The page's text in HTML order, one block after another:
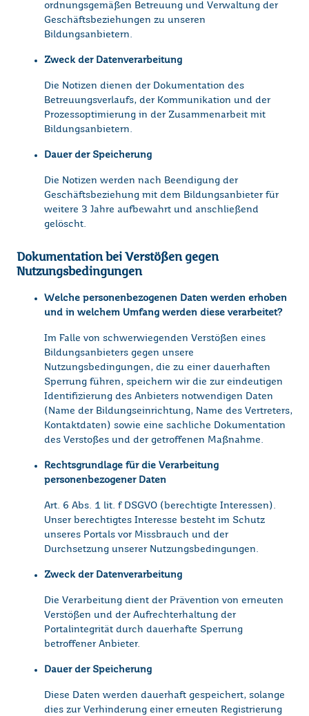
ordnungsgemäßen Betreuung und Verwaltung der
Geschäftsbeziehungen zu unseren
Bildungsanbietern.
Zweck der Datenverarbeitung
Die Notizen dienen der Dokumentation des
Betreuungsverlaufs, der Kommunikation und der
Prozessoptimierung in der Zusammenarbeit mit
Bildungsanbietern.
Dauer der Speicherung
Die Notizen werden nach Beendigung der
Geschäftsbeziehung mit dem Bildungsanbieter für
weitere 3 Jahre aufbewahrt und anschließend
gelöscht.
Dokumentation bei Verstößen gegen
Nutzungsbedingungen
Welche personenbezogenen Daten werden erhoben
und in welchem Umfang werden diese verarbeitet?
Im Falle von schwerwiegenden Verstößen eines
Bildungsanbieters gegen unsere
Nutzungsbedingungen, die zu einer dauerhaften
Sperrung führen, speichern wir die zur eindeutigen
Identifizierung des Anbieters notwendigen Daten
(Name der Bildungseinrichtung, Name des Vertreters,
Kontaktdaten) sowie eine sachliche Dokumentation
des Verstoßes und der getroffenen Maßnahme.
Rechtsgrundlage für die Verarbeitung
personenbezogener Daten
Art. 6 Abs. 1 lit. f DSGVO (berechtigte Interessen).
Unser berechtigtes Interesse besteht im Schutz
unseres Portals vor Missbrauch und der
Durchsetzung unserer Nutzungsbedingungen.
Zweck der Datenverarbeitung
Die Verarbeitung dient der Prävention von erneuten
Verstößen und der Aufrechterhaltung der
Portalintegrität durch dauerhafte Sperrung
betroffener Anbieter.
Dauer der Speicherung
Diese Daten werden dauerhaft gespeichert, solange
dies zur Verhinderung einer erneuten Registrierung